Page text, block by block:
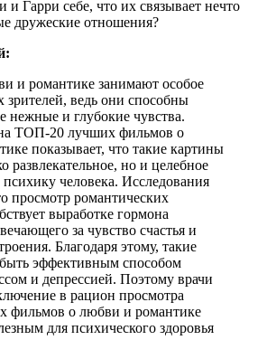
Гарри себе, что их связывает нечто
дружеские отношения?
и романтике занимают особое
зрителей, ведь они способны
нежные и глубокие чувства.
на ТОП-20 лучших фильмов о
показывает, что такие картины
развлекательное, но и целебное
психику человека. Исследования
просмотр романтических
выработке гормона
за чувство счастья и
Благодаря этому, такие
эффективным способом
и депрессией. Поэтому врачи
в рацион просмотра
фильмов о любви и романтике
для психического здоровья